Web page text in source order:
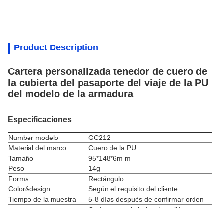
Product Description
Cartera personalizada tenedor de cuero de
la cubierta del pasaporte del viaje de la PU
del modelo de la armadura
Especificaciones
Number modelo
GC212
Material del marco
Cuero de la PU
Tamaño
95*148*6m m
Peso
14g
Forma
Rectángulo
Color&design
Según el requisito del cliente
Tiempo de la muestra
5-8 días después de confirmar orden